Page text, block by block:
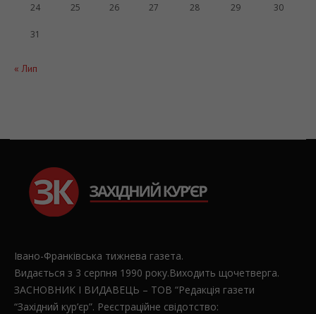
« Лип
24 25 26 27 28 29 30
31
Івано-Франківська тижнева газета.
Видається з 3 серпня 1990 року.Виходить щочетверга.
ЗАСНОВНИК І ВИДАВЕЦЬ – ТОВ “Редакція газети
“Західний кур’єр”. Реєстраційне свідотство: